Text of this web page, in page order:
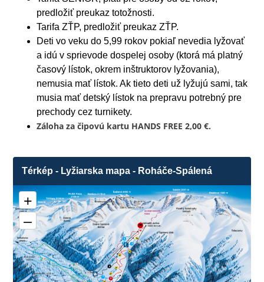
predložiť preukaz totožnosti.
Tarifa ZŤP, predložiť preukaz ZŤP.
Deti vo veku do 5,99 rokov pokiaľ nevedia lyžovať
a idú v sprievode dospelej osoby (ktorá má platný
časový lístok, okrem inštruktorov lyžovania),
nemusia mať lístok. Ak tieto deti už lyžujú sami, tak
musia mať detský lístok na prepravu potrebný pre
prechody cez turnikety.
Záloha za čipovú kartu HANDS FREE 2,00 €.
Térkép - Lyžiarska mapa - Roháče-Spálená
1
2
3
7
6
8
❌
+
–